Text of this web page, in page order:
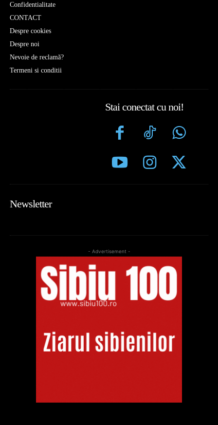
Confidentialitate
CONTACT
Despre cookies
Despre noi
Nevoie de reclamă?
Termeni si conditii
Stai conectat cu noi!
Newsletter
- Advertisement -